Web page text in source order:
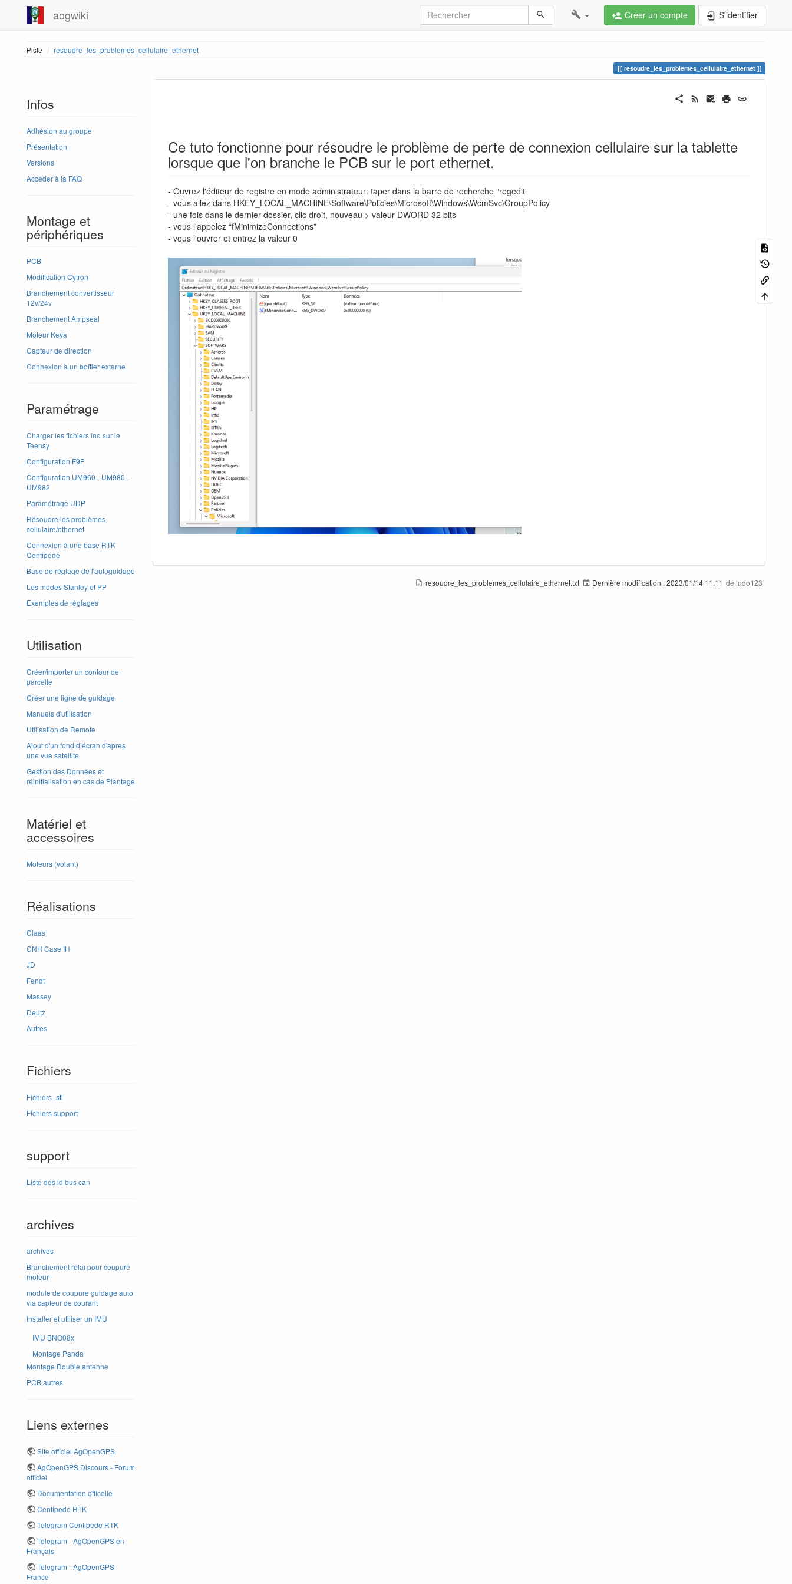
aogwiki Créer un compte S'identifier
Piste resoudre_les_problemes_cellulaire_ethernet
resoudre_les_problemes_cellulaire_ethernet
Infos
Adhésion au groupe
Présentation
Versions
Accéder à la FAQ
Montage et
périphériques
PCB
Modification Cytron
Branchement convertisseur
12v/24v
Branchement Ampseal
Moteur Keya
Capteur de direction
Connexion à un boîtier externe
Paramétrage
Charger les fichiers ino sur le
Teensy
Configuration F9P
Configuration UM960 - UM980 -
UM982
Paramétrage UDP
Résoudre les problèmes
cellulaire/ethernet
Connexion à une base RTK
Centipede
Base de réglage de l'autoguidage
Les modes Stanley et PP
Exemples de réglages
Utilisation
Créer/importer un contour de
parcelle
Créer une ligne de guidage
Manuels d'utilisation
Utilisation de Remote
Ajout d'un fond d’écran d'apres
une vue satellite
Gestion des Données et
réinitialisation en cas de Plantage
Matériel et
accessoires
Moteurs (volant)
Réalisations
Claas
CNH Case IH
JD
Fendt
Massey
Deutz
Autres
Fichiers
Fichiers_stl
Fichiers support
support
Liste des id bus can
archives
archives
Branchement relai pour coupure
moteur
module de coupure guidage auto
via capteur de courant
Installer et utiliser un IMU
IMU BNO08x
Montage Panda
Montage Double antenne
PCB autres
Liens externes
Site officiel AgOpenGPS
AgOpenGPS Discours - Forum
officiel
Documentation officelle
Centipede RTK
Telegram Centipede RTK
Telegram - AgOpenGPS en
Français
Telegram - AgOpenGPS
France
Ce tuto fonctionne pour résoudre le problème de perte de connexion cellulaire sur la tablette
lorsque que l'on branche le PCB sur le port ethernet.
- Ouvrez l'éditeur de registre en mode administrateur: taper dans la barre de recherche “regedit”
- vous allez dans HKEY_LOCAL_MACHINE\Software\Policies\Microsoft\Windows\WcmSvc\GroupPolicy
- une fois dans le dernier dossier, clic droit, nouveau > valeur DWORD 32 bits
- vous l'appelez “fMinimizeConnections”
- vous l'ouvrer et entrez la valeur 0
resoudre_les_problemes_cellulaire_ethernet.txt Dernière modification :2023/01/14 11:11 de ludo123